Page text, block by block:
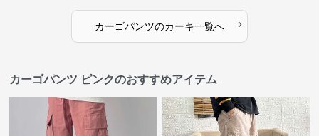
カーゴパンツのカーキ一覧へ ›
カーゴパンツ ピンクのおすすめアイテム